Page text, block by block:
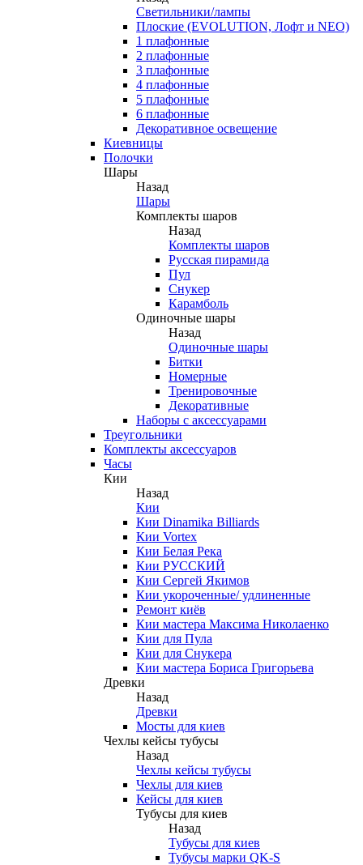
Светильники/лампы
Плоские (EVOLUTION, Лофт и NEO)
1 плафонные
2 плафонные
3 плафонные
4 плафонные
5 плафонные
6 плафонные
Декоративное освещение
Киевницы
Полочки
Шары
Назад
Шары
Комплекты шаров
Назад
Комплекты шаров
Русская пирамида
Пул
Снукер
Карамболь
Одиночные шары
Назад
Одиночные шары
Битки
Номерные
Тренировочные
Декоративные
Наборы с аксессуарами
Треугольники
Комплекты аксессуаров
Часы
Кии
Назад
Кии
Кии Dinamika Billiards
Кии Vortex
Кии Белая Река
Кии РУССКИЙ
Кии Сергей Якимов
Кии укороченные/ удлиненные
Ремонт киёв
Кии мастера Максима Николаенко
Кии для Пула
Кии для Снукера
Кии мастера Бориса Григорьева
Древки
Назад
Древки
Мосты для киев
Чехлы кейсы тубусы
Назад
Чехлы кейсы тубусы
Чехлы для киев
Кейсы для киев
Тубусы для киев
Назад
Тубусы для киев
Тубусы марки QK-S